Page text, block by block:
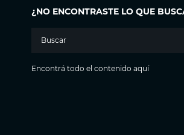
¿NO ENCONTRASTE LO QUE
Encontrá todo el contenido aquí